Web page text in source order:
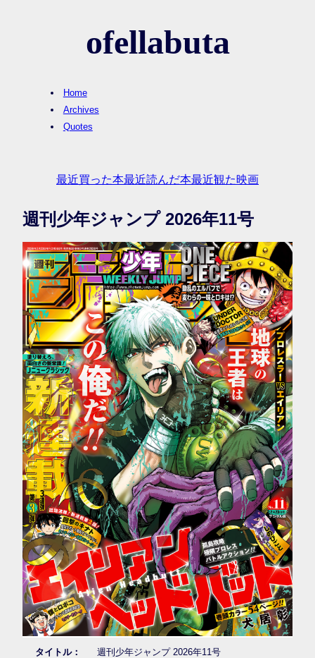
ofellabuta
Home
Archives
Quotes
最近買った本最近読んだ本最近観た映画
週刊少年ジャンプ 2026年11号
タイトル：
週刊少年ジャンプ 2026年11号